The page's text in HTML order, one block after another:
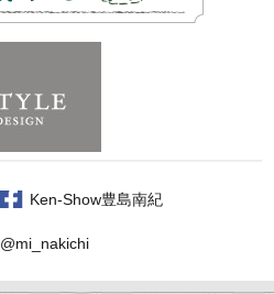
Ken-Show豊島南紀
@mi_nakichi